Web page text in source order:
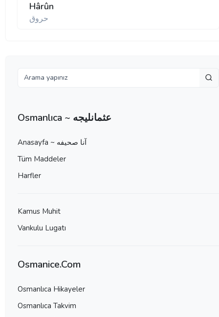
Hârûn
حروق
Osmanlıca ~ عثمانليجه
Anasayfa ~ آنا صحيفه
Tüm Maddeler
Harfler
Kamus Muhit
Vankulu Lugatı
Osmanice.Com
Osmanlıca Hikayeler
Osmanlıca Takvim